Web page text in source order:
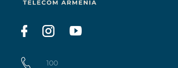
100